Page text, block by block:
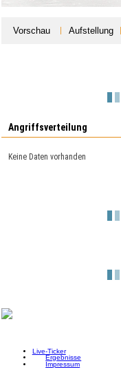
Vorschau Aufstellung
Angriffsverteilung
Keine Daten vorhanden
Live-Ticker
Ergebnisse
Impressum